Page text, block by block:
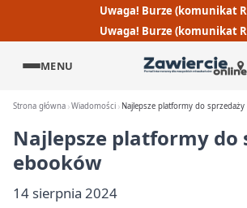
Uwaga! Burze (komunikat
Uwaga! Burze (komunikat
MENU
Strona główna Wiadomości Najlepsze platformy do
Najlepsze platformy do
ebooków
14 sierpnia 2024